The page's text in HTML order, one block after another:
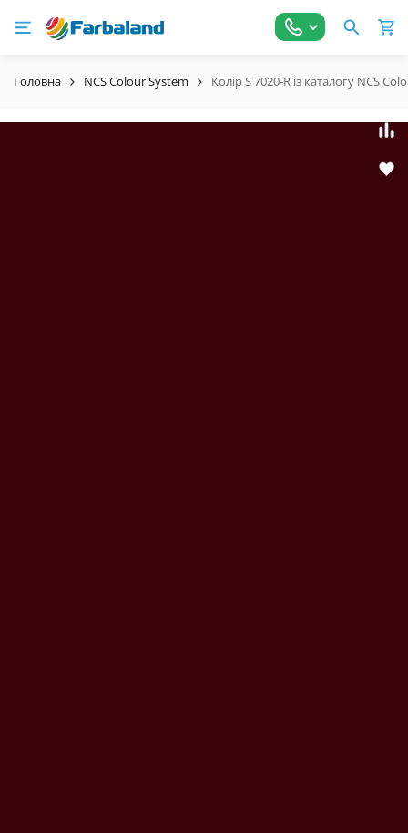
Головна NCS Colour System Колір S 7020-R із каталогу NCS